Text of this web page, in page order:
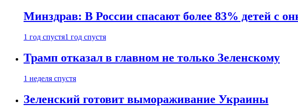
Минздрав: В России спасают более 83% детей с
1 год спустя1 год спустя
Трамп отказал в главном не только Зеленскому
1 неделя спустя
Зеленский готовит вымораживание Украины